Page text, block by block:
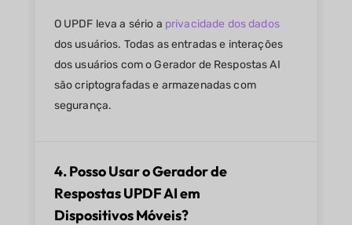
O UPDF leva a sério a privacidade dos dados
dos usuários. Todas as entradas e interações
dos usuários com o Gerador de Respostas AI
são criptografadas e armazenadas com
segurança.
4. Posso Usar o Gerador de
Respostas UPDF AI em
Dispositivos Móveis?